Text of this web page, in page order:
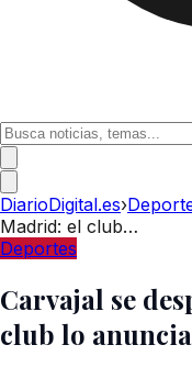
DiarioDigital.es›
Madrid: el club…
Deportes
Carvajal se
club lo